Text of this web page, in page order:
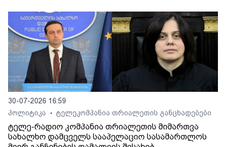
30-07-2026 16:59
პოლიტიკა
• ტელეკომპანია თრიალეთის განცხადებები
ტელე-რადიო კომპანია თრიალეთის მიმართვა
სახალხო დამცველს სააპელაციო სასამართლოს